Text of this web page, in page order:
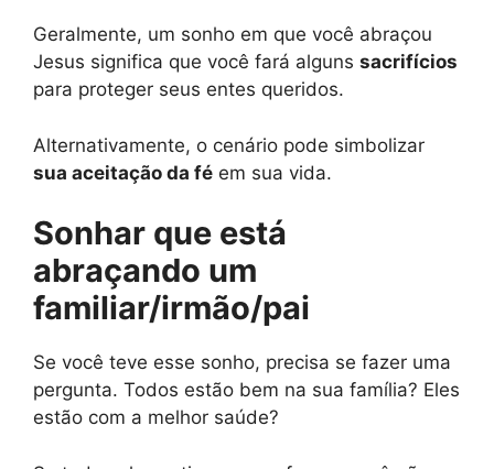
Geralmente, um sonho em que você abraçou
Jesus significa que você fará alguns sacrifícios
para proteger seus entes queridos.
Alternativamente, o cenário pode simbolizar
sua aceitação da fé em sua vida.
Sonhar que está
abraçando um
familiar/irmão/pai
Se você teve esse sonho, precisa se fazer uma
pergunta. Todos estão bem na sua família? Eles
estão com a melhor saúde?